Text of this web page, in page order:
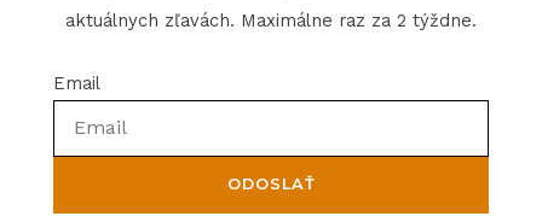
aktuálnych zľavách. Maximálne raz za 2 týždne.
Email
ODOSLAŤ